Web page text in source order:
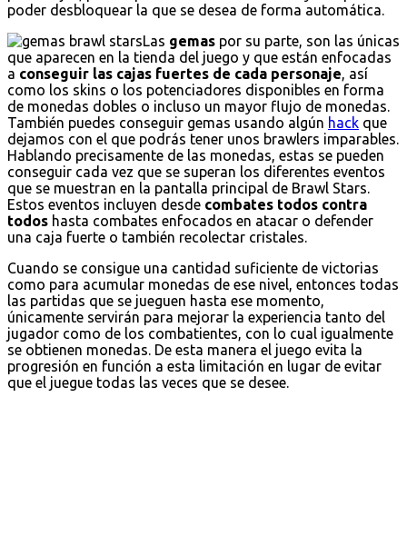
poder desbloquear la que se desea de forma automática.
Las gemas por su parte, son las únicas
que aparecen en la tienda del juego y que están enfocadas
a conseguir las cajas fuertes de cada personaje , así
como los skins o los potenciadores disponibles en forma
de monedas dobles o incluso un mayor flujo de monedas.
También puedes conseguir gemas usando algún hack que
dejamos con el que podrás tener unos brawlers imparables.
Hablando precisamente de las monedas, estas se pueden
conseguir cada vez que se superan los diferentes eventos
que se muestran en la pantalla principal de Brawl Stars.
Estos eventos incluyen desde combates todos contra
todos hasta combates enfocados en atacar o defender
una caja fuerte o también recolectar cristales.
Cuando se consigue una cantidad suficiente de victorias
como para acumular monedas de ese nivel, entonces todas
las partidas que se jueguen hasta ese momento,
únicamente servirán para mejorar la experiencia tanto del
jugador como de los combatientes, con lo cual igualmente
se obtienen monedas. De esta manera el juego evita la
progresión en función a esta limitación en lugar de evitar
que el juegue todas las veces que se desee.